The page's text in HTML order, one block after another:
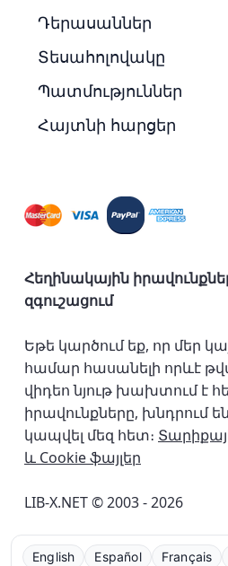
Դերասաններ
Տեսահոլովակը
Պատմություններ
Հայտնի հարցեր
Հեղինակային
զգուշացում
Եթե կարծում եք, որ մեր
համար հասանելի որևէ
վիդեո նյութ խախտում է
իրավունքները, խնդրում
կապվել մեզ հետ։
և Cookie ֆայլեր
LIB-X.NET © 2003 - 2026
English Español Français